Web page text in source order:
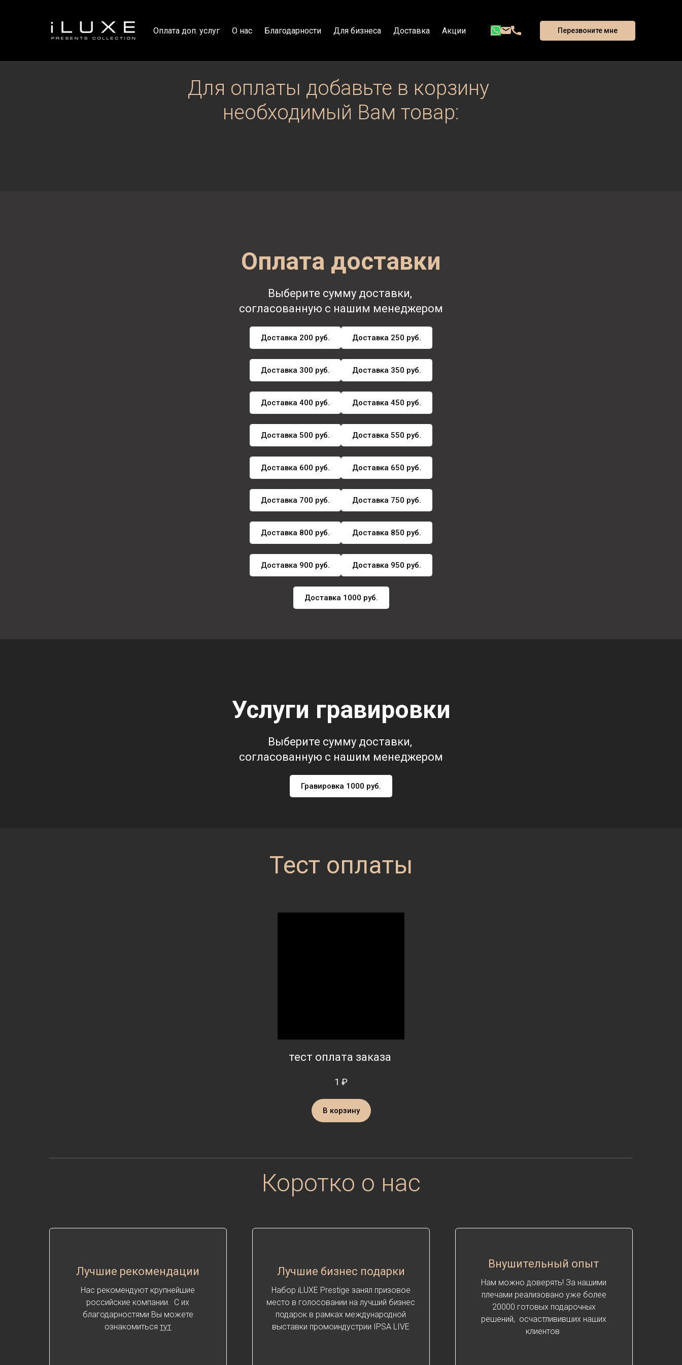
Оплата доп. услуг О нас Благодарности Для бизнеса Доставка Акции Перезвоните мне
Для оплаты добавьте в корзину
необходимый Вам товар:
Оплата доставки
Выберите сумму доставки,
согласованную с нашим менеджером
Доставка 200 руб. Доставка 250 руб.
Доставка 300 руб. Доставка 350 руб.
Доставка 400 руб. Доставка 450 руб.
Доставка 500 руб. Доставка 550 руб.
Доставка 600 руб. Доставка 650 руб.
Доставка 700 руб. Доставка 750 руб.
Доставка 800 руб. Доставка 850 руб.
Доставка 900 руб. Доставка 950 руб.
Доставка 1000 руб.
Услуги гравировки
Выберите сумму доставки,
согласованную с нашим менеджером
Гравировка 1000 руб.
Тест оплаты
тест оплата заказа
1 ₽
В корзину
Коротко о нас
Лучшие рекомендации
Нас рекомендуют крупнейшие
российские компании. С их
благодарностями Вы можете
ознакомитьсятут
Лучшие бизнес подарки
Набор iLUXE Prestige занял призовое
место в голосовании на лучший бизнес
подарок в рамках международной
выставки промоиндустрии IPSA LIVE
Внушительный опыт
Нам можно доверять! За нашими
плечами реализовано уже более
20000 готовых подарочных
решений, осчастлививших наших
клиентов